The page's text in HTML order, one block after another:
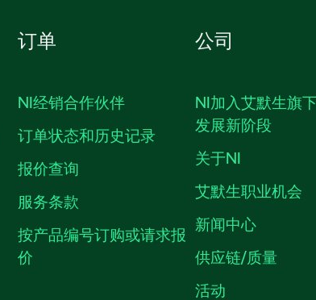
订单
NI经销合作伙伴
订单状态和历史记录
报价查询
服务条款
按产品编号订购或请求报
价
公司
NI加入艾默生旗
发展新阶段
关于NI
艾默生职业机会
新闻中心
供应链/质量
活动